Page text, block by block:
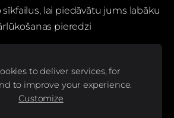
lai piedāvātu jums labāku
pieredzi
SIA "BS bicycles"
sociālajos tīklos un uzzini
to deliver services, for
to improve your experience.
Customize